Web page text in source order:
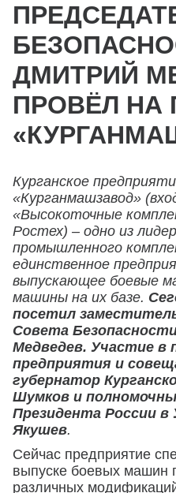
ДМИТРИЙ
ПРОВЁЛ НА
Курганское
«Курганмашзавод»
«Высокоточные
Ростех) – одно из
промышленного
единственное
выпускающее боевые
машины на их базе.
посетил
Совета
Медведев. Участие в
предприятия и
губернатор
Шумков и
Президента России
Якушев.
Сейчас предприятие
выпуске боевых машин
различных